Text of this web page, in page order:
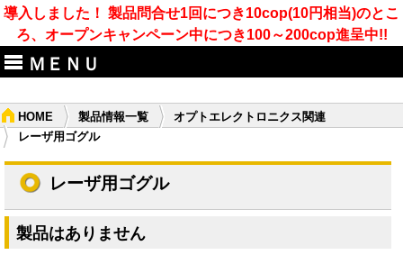
導入しました！ 製品問合せ1回につき10cop(10円相当)のとこ
ろ、オープンキャンペーン中につき100～200cop進呈中!!
ＭＥＮＵ
HOME 製品情報一覧
オプトエレクトロニクス関連
レーザ用ゴグル
レーザ用ゴグル
製品はありません